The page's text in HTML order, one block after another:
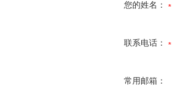
您的姓名：
联系电话：
常用邮箱：